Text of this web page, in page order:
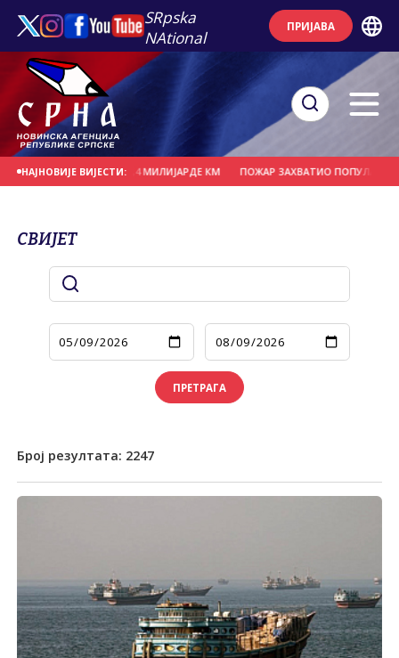
SRpska
NAtional
ПРИЈАВА
НАЈНОВИЈЕ ВИЈЕСТИ:
ГОДИНЕ 7,4 МИЛИЈАРДЕ КМ ПОЖАР ЗАХВАТИО ПОПУЛАРНИ ПАРК
СВИЈЕТ
ПРЕТРАГА
Број резултата: 2247